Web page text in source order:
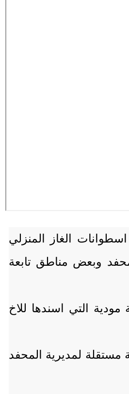
الغاز المنزلي
وبعض مناطق تابعة
التي اسندها للاخ
لمديرية المحفد